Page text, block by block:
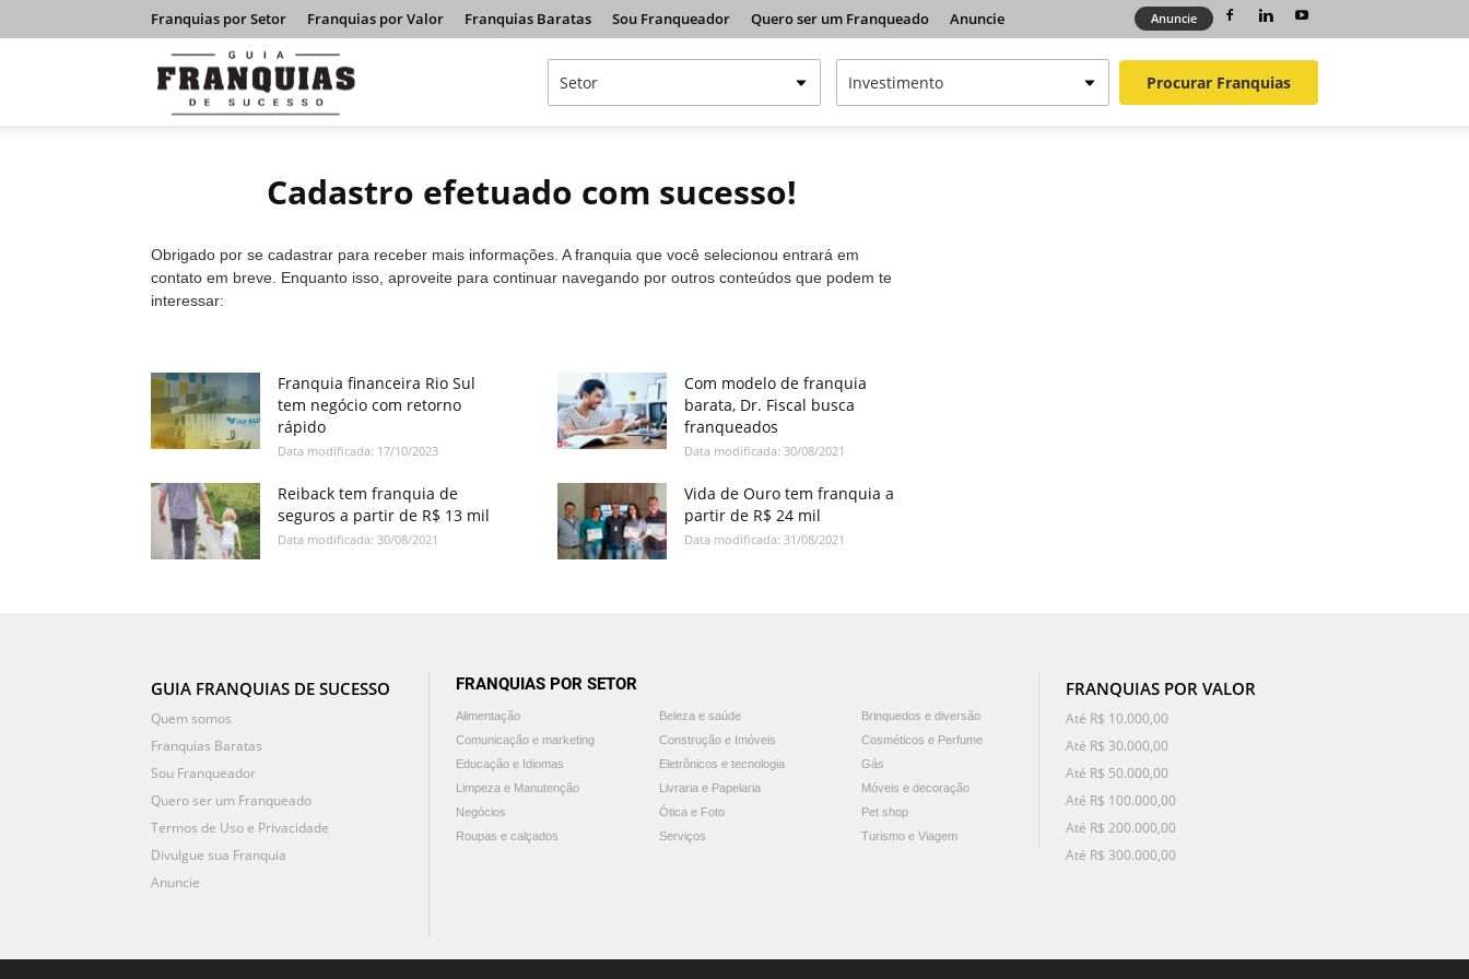
Franquias por Setor Franquias por Valor Franquias Baratas Sou Franqueador Quero ser um Franqueado Anuncie Anuncie
de
Procurar Franquias
Cadastro efetuado com sucesso!
Obrigado por se cadastrar para receber mais informações. A franquia que você selecionou entrará em
contato em breve. Enquanto isso, aproveite para continuar navegando por outros conteúdos que podem te
interessar:
Franquia financeira Rio Sul
tem negócio com retorno
rápido
Data modificada: 17/10/2023
Com modelo de franquia
barata, Dr. Fiscal busca
franqueados
Data modificada: 30/08/2021
Reiback tem franquia de
seguros a partir de R$ 13 mil
Data modificada: 30/08/2021
Vida de Ouro tem franquia a
partir de R$ 24 mil
Data modificada: 31/08/2021
GUIA FRANQUIAS DE SUCESSO
Quem somos
Franquias Baratas
Sou Franqueador
Quero ser um Franqueado
Termos de Uso e Privacidade
Divulgue sua Franquia
Anuncie
FRANQUIAS POR SETOR
Alimentação Beleza e saúde
Brinquedos e diversão
Comunicação e marketing
Construção e Imóveis
Cosméticos e Perfume
Educação e Idiomas
Eletrônicos e tecnologia
Gás
Limpeza e Manutenção
Livraria e Papelaria
Móveis e decoração
Negócios
Ótica e Foto
Pet shop
Roupas e calçados
Serviços Turismo e Viagem
FRANQUIAS POR VALOR
Até R$ 10.000,00
Até R$ 30.000,00
Até R$ 50.000,00
Até R$ 100.000,00
Até R$ 200.000,00
Até R$ 300.000,00